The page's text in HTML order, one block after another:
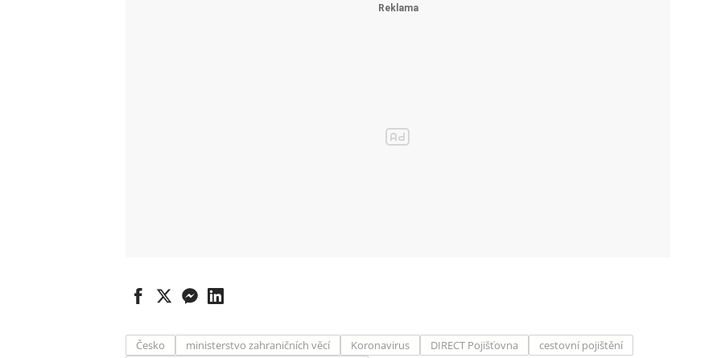
Česko ministerstvo zahraničních věcí Koronavirus DIRECT Pojišťovna
cestovní pojištění